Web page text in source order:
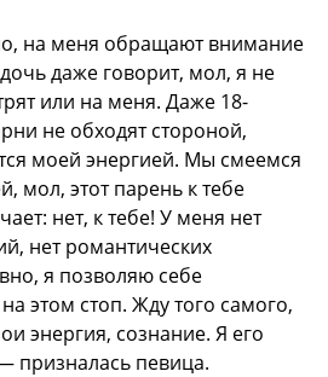
на меня обращают внимание
даже говорит, мол, я не
или на меня. Даже 18-
не обходят стороной,
моей энергией. Мы смеемся
мол, этот парень к тебе
нет, к тебе! У меня нет
нет романтических
я позволяю себе
этом стоп. Жду того самого,
энергия, сознание. Я его
призналась певица.